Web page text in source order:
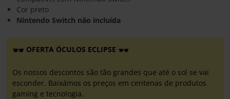
Cor preto
Nintendo Switch não incluída
OFERTA ÓCULOS ECLIPSE
Os nossos descontos são tão grandes que até o sol se vai
esconder. Baixámos os preços em centenas de produtos
gaming e tecnologia.